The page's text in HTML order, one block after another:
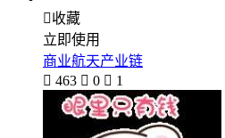
收藏
立即使用
商业航天产业链
 463  0  1